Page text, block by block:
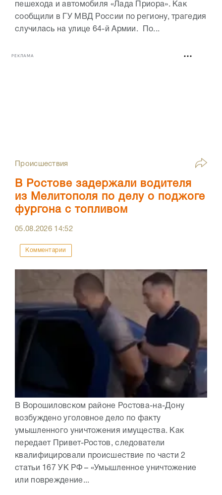
пешехода и автомобиля «Лада Приора». Как
сообщили в ГУ МВД России по региону, трагедия
случилась на улице 64-й Армии. По...
РЕКЛАМА
Происшествия
В Ростове задержали водителя
из Мелитополя по делу о поджоге
фургона с топливом
05.08.2026 14:52
Комментарии
В Ворошиловском районе Ростова-на-Дону
возбуждено уголовное дело по факту
умышленного уничтожения имущества. Как
передает Привет-Ростов, следователи
квалифицировали происшествие по части 2
статьи 167 УК РФ – «Умышленное уничтожение
или повреждение...